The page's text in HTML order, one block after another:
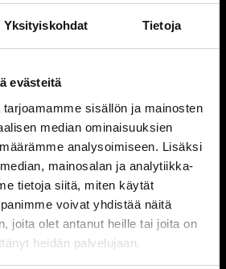
Yksityiskohdat Tietoja
evästeitä
sisällön ja mainosten
median ominaisuuksien
analysoimiseen. Lisäksi
mainosalan ja analytiikka-
tietoja siitä, miten käytät
voivat yhdistää näitä
joita olet antanut heille tai joita on
heidän palvelujaan.